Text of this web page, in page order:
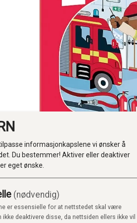
informasjonkapslene vi ønsker å
Du bestemmer! Aktiver eller deaktiver
eget ønske.
(nødvendig)
er essensielle for at nettstedet skal være
ikke deaktivere disse, da nettsiden ellers ikke vil